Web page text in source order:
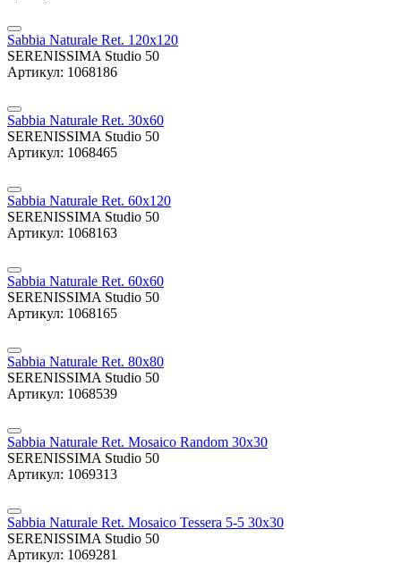
Sabbia Naturale Ret. 120x120
SERENISSIMA Studio 50
Артикул: 1068186
Sabbia Naturale Ret. 30x60
SERENISSIMA Studio 50
Артикул: 1068465
Sabbia Naturale Ret. 60x120
SERENISSIMA Studio 50
Артикул: 1068163
Sabbia Naturale Ret. 60x60
SERENISSIMA Studio 50
Артикул: 1068165
Sabbia Naturale Ret. 80x80
SERENISSIMA Studio 50
Артикул: 1068539
Sabbia Naturale Ret. Mosaico Random 30x30
SERENISSIMA Studio 50
Артикул: 1069313
Sabbia Naturale Ret. Mosaico Tessera 5-5 30x30
SERENISSIMA Studio 50
Артикул: 1069281